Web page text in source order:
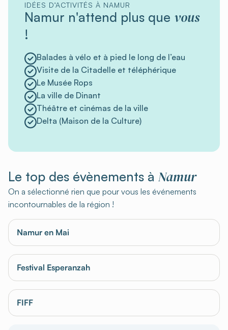
IDÉES D’ACTIVITÉS À NAMUR
Namur n'attend plus que vous
!
Balades à vélo et à pied le long de l’eau
Visite de la Citadelle et téléphérique
Le Musée Rops
La ville de Dinant
Théâtre et cinémas de la ville
Delta (Maison de la Culture)
Le top des évènements à Namur
On a sélectionné rien que pour vous les événements
incontournables de la région !
Namur en Mai
Festival Esperanzah
FIFF